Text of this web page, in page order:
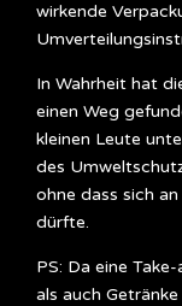
wirkende
In Wahrheit hat
einen Weg
kleinen Leute
des
ohne dass sich
dürfte.
PS: Da eine
als auch